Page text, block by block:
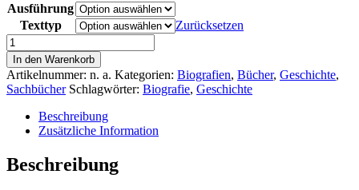
bis
6,50 €
Ausführung
Texttyp
Zurücksetzen
Gauck,
Joachim:
Freiheit
-
Ein
Plädoyer
Menge
In den Warenkorb
Artikelnummer: n. a. Kategorien: Biografien, Bücher, Geschichte,
Sachbücher Schlagwörter: Biografie, Geschichte
Beschreibung
Zusätzliche Information
Beschreibung